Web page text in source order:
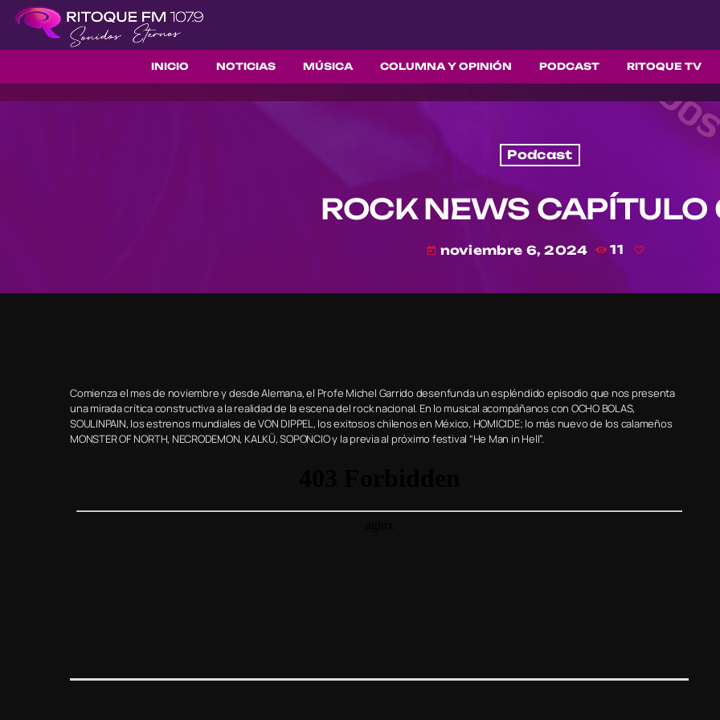
INICIO NOTICIAS MÚSICA COLUMNA Y OPINIÓN PODCAST RITOQUE TV
Podcast
ROCK NEWS CAPÍTULO
today noviembre 6, 2024 11
Comienza el mes de noviembre y desde Alemana, el Profe Michel Garrido desenfunda un espléndido episodio que nos presenta
una mirada crítica constructiva a la realidad de la escena del rock nacional. En lo musical acompáñanos con OCHO BOLAS,
SOULINPAIN, los estrenos mundiales de VON DIPPEL, los exitosos chilenos en México, HOMICIDE; lo más nuevo de los calameños
MONSTER OF NORTH, NECRODEMON, KALKÜ, SOPONCIO y la previa al próximo festival “He Man in Hell”.